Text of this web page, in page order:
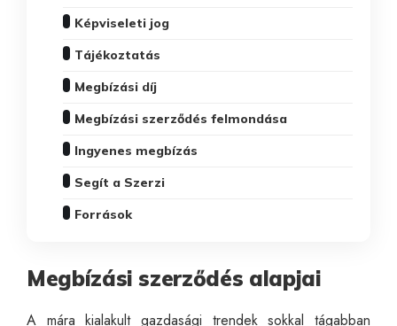
Képviseleti jog
Tájékoztatás
Megbízási díj
Megbízási szerződés felmondása
Ingyenes megbízás
Segít a Szerzi
Források
Megbízási szerződés alapjai
A mára kialakult gazdasági trendek sokkal tágabban